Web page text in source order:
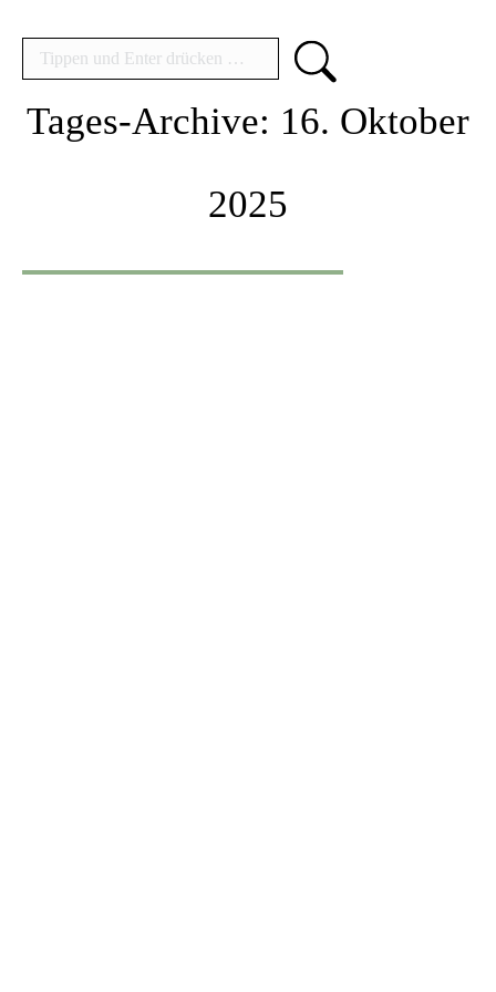
Tages-Archive: 16. Oktober
2025